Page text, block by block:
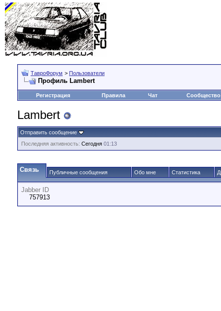
ТавроФорум > Пользователи
Профиль Lambert
Регистрация Правила Чат Сообщество
Lambert
Отправить сообщение
Последняя активность: Сегодня 01:13
Связь Публичные сообщения Обо мне Статистика
Jabber ID
757913